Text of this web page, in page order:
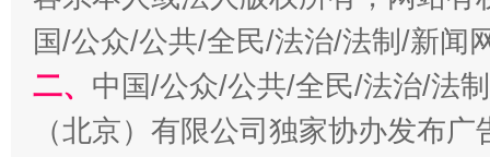
习近平的博鳌关键词
国/公众/公共/全民/法治/法制/新闻
二、 中国/公众/公共/全民/法治/法
（北京）有限公司独家协办发布